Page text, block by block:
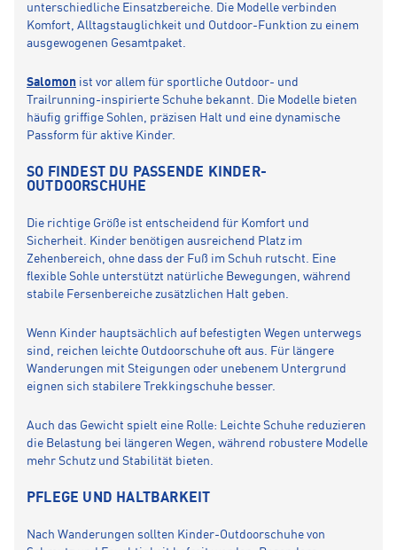
unterschiedliche Einsatzbereiche. Die Modelle verbinden
Komfort, Alltagstauglichkeit und Outdoor-Funktion zu einem
ausgewogenen Gesamtpaket.
Salomon ist vor allem für sportliche Outdoor- und
Trailrunning-inspirierte Schuhe bekannt. Die Modelle bieten
häufig griffige Sohlen, präzisen Halt und eine dynamische
Passform für aktive Kinder.
SO FINDEST DU PASSENDE KINDER-
OUTDOORSCHUHE
Die richtige Größe ist entscheidend für Komfort und
Sicherheit. Kinder benötigen ausreichend Platz im
Zehenbereich, ohne dass der Fuß im Schuh rutscht. Eine
flexible Sohle unterstützt natürliche Bewegungen, während
stabile Fersenbereiche zusätzlichen Halt geben.
Wenn Kinder hauptsächlich auf befestigten Wegen unterwegs
sind, reichen leichte Outdoorschuhe oft aus. Für längere
Wanderungen mit Steigungen oder unebenem Untergrund
eignen sich stabilere Trekkingschuhe besser.
Auch das Gewicht spielt eine Rolle: Leichte Schuhe reduzieren
die Belastung bei längeren Wegen, während robustere Modelle
mehr Schutz und Stabilität bieten.
PFLEGE UND HALTBARKEIT
Nach Wanderungen sollten Kinder-Outdoorschuhe von